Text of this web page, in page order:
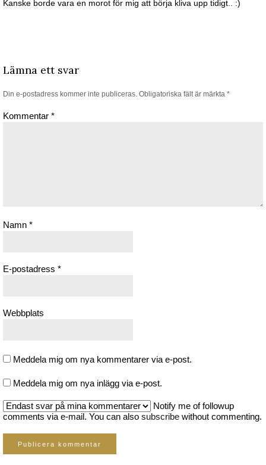
Kanske borde vara en morot för mig att börja kliva upp tidigt.. :)
Lämna ett svar
Din e-postadress kommer inte publiceras. Obligatoriska fält är märkta *
Kommentar *
Namn *
E-postadress *
Webbplats
Meddela mig om nya kommentarer via e-post.
Meddela mig om nya inlägg via e-post.
Notify me of followup
comments via e-mail. You can also subscribe without commenting.